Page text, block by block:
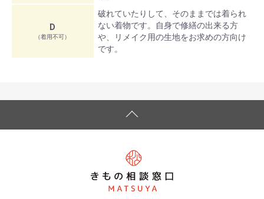
D
（着用不可）
破れていたりして、そのままでは着られ
ない着物です。自身で修繕の出来る方
や、リメイク用の生地をお求めの方向け
です。